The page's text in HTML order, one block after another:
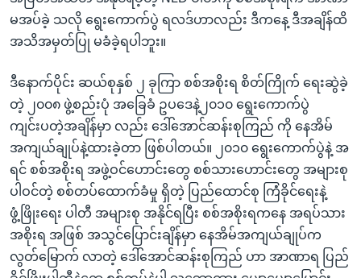
မအပ်ခဲ့ သလို ရွေးကောက်ပွဲ ရလဒ်ဟာလည်း ဒီကနေ့ ဒီအချိန်ထိ
အသိအမှတ်ပြု မခံခဲ့ရပါဘူး။
ဒီနောက်ပိုင်း ဆယ်စုနှစ် ၂ ခုကြာ စစ်အစိုးရ စိတ်ကြိုက် ရေးဆွဲခဲ့
တဲ့ ၂၀၀၈ ဖွဲ့စည်းပုံ အခြေခံ ဥပဒေနဲ့၂၀၁၀ ရွေးကောက်ပွဲ
ကျင်းပတဲ့အချိန်မှာ လည်း ဒေါ်အောင်ဆန်းစုကြည် ကို နေအိမ်
အကျယ်ချုပ်နဲ့ထားခဲ့တာ ဖြစ်ပါတယ်။ ၂၀၁၀ ရွေးကောက်ပွဲနဲ့ အ
ရင် စစ်အစိုးရ အဖွဲ့ဝင်ဟောင်းတွေ စစ်သားဟောင်းတွေ အများစု
ပါဝင်တဲ့ စစ်တပ်ထောက်ခံမှု ရှိတဲ့ ပြည်ထောင်စု ကြံံခိုင်ရေးနဲ့
ဖွံ့ဖြိုးရေး ပါတီ အများစု အနိုင်ရပြီး စစ်အစိုးရကနေ အရပ်သား
အစိုးရ အဖြစ် အသွင်ပြောင်းချိန်မှာ နေအိမ်အကျယ်ချုပ်က
လွတ်မြောက် လာတဲ့ ဒေါ်အောင်ဆန်းစုကြည် ဟာ အာဏာရ ပြည်